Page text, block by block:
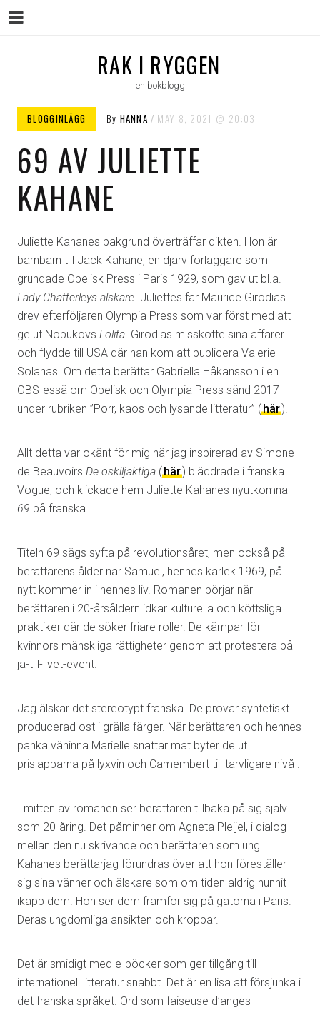
RAK I RYGGEN
en bokblogg
BLOGGINLÄGG By HANNA MAY 8, 2021 20:03
69 AV JULIETTE
KAHANE
Juliette Kahanes bakgrund överträffar dikten. Hon är
barnbarn till Jack Kahane, en djärv förläggare som
grundade Obelisk Press i Paris 1929, som gav ut bl.a.
Lady Chatterleys älskare. Juliettes far Maurice Girodias
drev efterföljaren Olympia Press som var först med att
ge ut Nobukovs Lolita. Girodias misskötte sina affärer
och flydde till USA där han kom att publicera Valerie
Solanas. Om detta berättar Gabriella Håkansson i en
OBS-essä om Obelisk och Olympia Press sänd 2017
under rubriken ”Porr, kaos och lysande litteratur” (här).
Allt detta var okänt för mig när jag inspirerad av Simone
de Beauvoirs De oskiljaktiga (här) bläddrade i franska
Vogue, och klickade hem Juliette Kahanes nyutkomna
69 på franska.
Titeln 69 sägs syfta på revolutionsåret, men också på
berättarens ålder när Samuel, hennes kärlek 1969, på
nytt kommer in i hennes liv. Romanen börjar när
berättaren i 20-årsåldern idkar kulturella och köttsliga
praktiker där de söker friare roller. De kämpar för
kvinnors mänskliga rättigheter genom att protestera på
ja-till-livet-event.
Jag älskar det stereotypt franska. De provar syntetiskt
producerad ost i grälla färger. När berättaren och hennes
panka väninna Marielle snattar mat byter de ut
prislapparna på lyxvin och Camembert till tarvligare nivå .
I mitten av romanen ser berättaren tillbaka på sig själv
som 20-åring. Det påminner om Agneta Pleijel, i dialog
mellan den nu skrivande och berättaren som ung.
Kahanes berättarjag förundras över att hon föreställer
sig sina vänner och älskare som om tiden aldrig hunnit
ikapp dem. Hon ser dem framför sig på gatorna i Paris.
Deras ungdomliga ansikten och kroppar.
Det är smidigt med e-böcker som ger tillgång till
internationell litteratur snabbt. Det är en lisa att försjunka i
det franska språket. Ord som faiseuse d’anges
Menu